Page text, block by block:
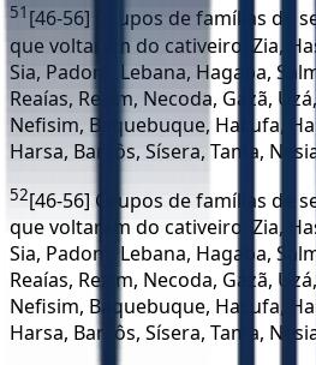
51 [46-56] Grupos de famílias de
que voltaram do cativeiro: Zia,
Sia, Padom, Lebana, Hagaba,
Reaías, Rezim, Necoda, Gazã,
Nefisim, Baquebuque, Hacufa,
Harsa, Barcôs, Sísera, Tama,
52[46-56] Grupos de famílias de
que voltaram do cativeiro: Zia,
Sia, Padom, Lebana, Hagaba,
Reaías, Rezim, Necoda, Gazã,
Nefisim, Baquebuque, Hacufa,
Harsa, Barcôs, Sísera, Tama,